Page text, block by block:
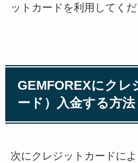
ットカードを利用してく
GEMFOREXにクレ
ード）入金する方
次にクレジットカードに